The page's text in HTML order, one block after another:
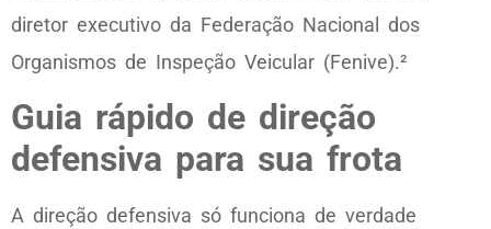
diretor executivo da Federação Nacional dos
Organismos de Inspeção Veicular (Fenive).²
Guia rápido de direção
defensiva para sua frota
A direção defensiva só funciona de verdade